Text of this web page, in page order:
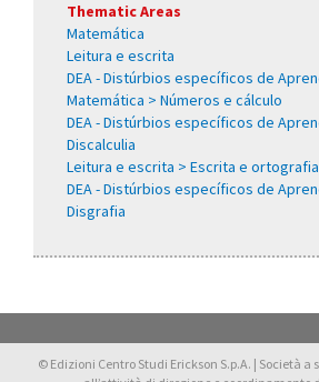
Thematic Areas
Matemática
Leitura e escrita
DEA - Distúrbios específicos de
Matemática > Números e cálculo
DEA - Distúrbios específicos de
Discalculia
Leitura e escrita > Escrita e ortografia
DEA - Distúrbios específicos de
Disgrafia
© Edizioni Centro Studi Erickson S.p.A. | Società a